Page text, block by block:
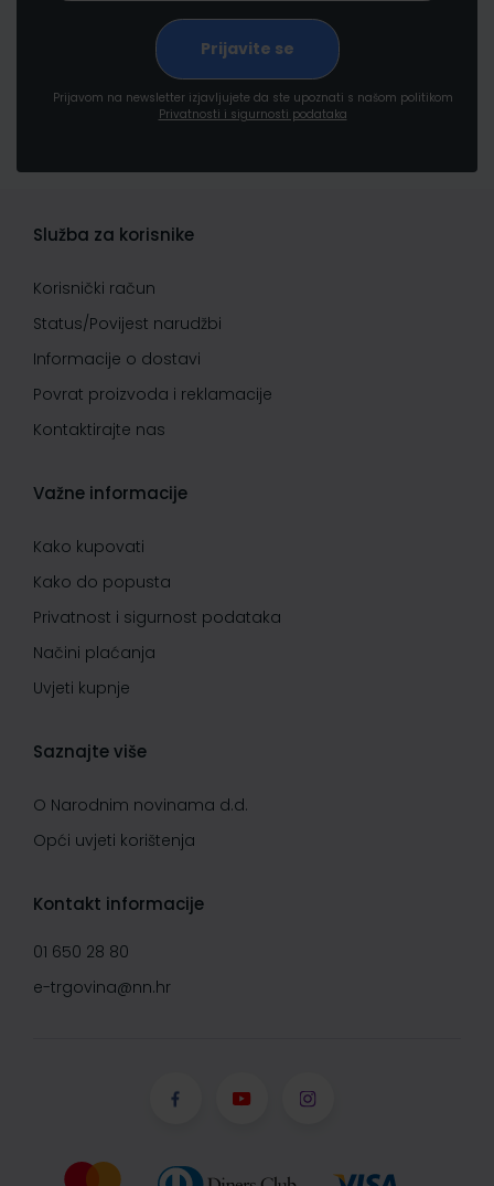
Prijavom na newsletter izjavljujete da ste upoznati s našom politikom
Privatnosti i sigurnosti podataka
Služba za korisnike
Korisnički račun
Status/Povijest narudžbi
Informacije o dostavi
Povrat proizvoda i reklamacije
Kontaktirajte nas
Važne informacije
Kako kupovati
Kako do popusta
Privatnost i sigurnost podataka
Načini plaćanja
Uvjeti kupnje
Saznajte više
O Narodnim novinama d.d.
Opći uvjeti korištenja
Kontakt informacije
01 650 28 80
e-trgovina@nn.hr